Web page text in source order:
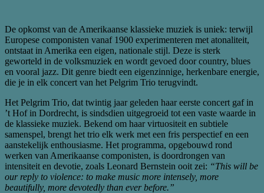
De opkomst van de Amerikaanse klassieke muziek is uniek: terwijl
Europese componisten vanaf 1900 experimenteren met atonaliteit,
ontstaat in Amerika een eigen, nationale stijl. Deze is sterk
geworteld in de volksmuziek en wordt gevoed door country, blues
en vooral jazz. Dit genre biedt een eigenzinnige, herkenbare energie,
die je in elk concert van het Pelgrim Trio terugvindt.
Het Pelgrim Trio, dat twintig jaar geleden haar eerste concert gaf in
’t Hof in Dordrecht, is sindsdien uitgegroeid tot een vaste waarde in
de klassieke muziek. Bekend om haar virtuositeit en subtiele
samenspel, brengt het trio elk werk met een fris perspectief en een
aanstekelijk enthousiasme. Het programma, opgebouwd rond
werken van Amerikaanse componisten, is doordrongen van
intensiteit en devotie, zoals Leonard Bernstein ooit zei: “This will be
our reply to violence: to make music more intensely, more
beautifully, more devotedly than ever before.”